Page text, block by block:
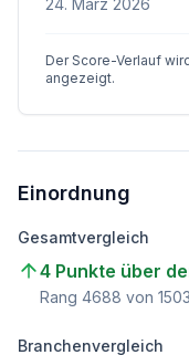
24. März 2026
Der Score-Verlauf
angezeigt.
Einordnung
Gesamtvergleich
4 Punkte über
Rang 4688 von
Branchenvergleich